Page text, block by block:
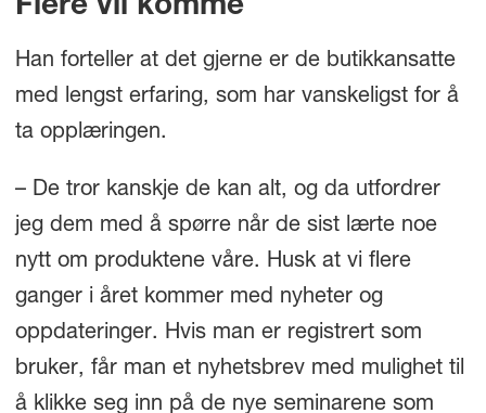
Flere vil komme
Han forteller at det gjerne er de butikkansatte
med lengst erfaring, som har vanskeligst for å
ta opplæringen.
– De tror kanskje de kan alt, og da utfordrer
jeg dem med å spørre når de sist lærte noe
nytt om produktene våre. Husk at vi flere
ganger i året kommer med nyheter og
oppdateringer. Hvis man er registrert som
bruker, får man et nyhetsbrev med mulighet til
å klikke seg inn på de nye seminarene som